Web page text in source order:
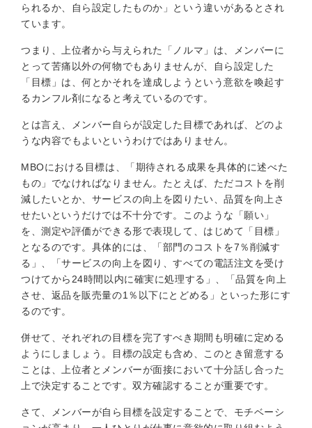
られるか、自ら設定したものか」という違いがあるとされ
ています。
つまり、上位者から与えられた「ノルマ」は、メンバーに
とって苦痛以外の何物でもありませんが、自ら設定した
「目標」は、何とかそれを達成しようという意欲を喚起す
るカンフル剤になると考えているのです。
とは言え、メンバー自らが設定した目標であれば、どのよ
うな内容でもよいというわけではありません。
MBOにおける目標は、「期待される成果を具体的に述べた
もの」でなければなりません。たとえば、ただコストを削
減したいとか、サービスの向上を図りたい、品質を向上さ
せたいというだけでは不十分です。このような「願い」
を、測定や評価ができる形で表現して、はじめて「目標」
となるのです。具体的には、「部門のコストを7％削減す
る」、「サービスの向上を図り、すべての電話注文を受け
つけてから24時間以内に確実に処理する」、「品質を向上
させ、返品を販売量の1％以下にとどめる」といった形にす
るのです。
併せて、それぞれの目標を完了すべき期間も明確に定める
ようにしましょう。目標の設定も含め、このとき留意する
ことは、上位者とメンバーが面接において十分話し合った
上で決定することです。双方確認することが重要です。
さて、メンバーが自ら目標を設定することで、モチベーシ